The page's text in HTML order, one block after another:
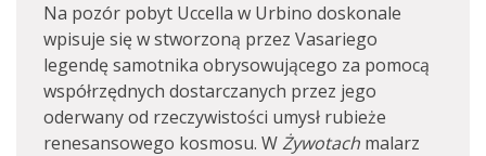
Na pozór pobyt Uccella w Urbino doskonale
wpisuje się w stworzoną przez Vasariego
legendę samotnika obrysowującego za pomocą
współrzędnych dostarczanych przez jego
oderwany od rzeczywistości umysł rubieże
renesansowego kosmosu. WŻywotach malarz